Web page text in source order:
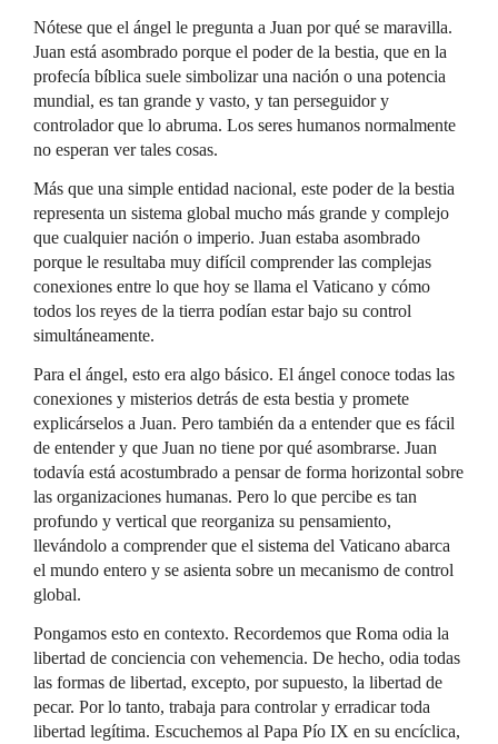
Nótese que el ángel le pregunta a Juan por qué se maravilla.
Juan está asombrado porque el poder de la bestia, que en la
profecía bíblica suele simbolizar una nación o una potencia
mundial, es tan grande y vasto, y tan perseguidor y
controlador que lo abruma. Los seres humanos normalmente
no esperan ver tales cosas.
Más que una simple entidad nacional, este poder de la bestia
representa un sistema global mucho más grande y complejo
que cualquier nación o imperio. Juan estaba asombrado
porque le resultaba muy difícil comprender las complejas
conexiones entre lo que hoy se llama el Vaticano y cómo
todos los reyes de la tierra podían estar bajo su control
simultáneamente.
Para el ángel, esto era algo básico. El ángel conoce todas las
conexiones y misterios detrás de esta bestia y promete
explicárselos a Juan. Pero también da a entender que es fácil
de entender y que Juan no tiene por qué asombrarse. Juan
todavía está acostumbrado a pensar de forma horizontal sobre
las organizaciones humanas. Pero lo que percibe es tan
profundo y vertical que reorganiza su pensamiento,
llevándolo a comprender que el sistema del Vaticano abarca
el mundo entero y se asienta sobre un mecanismo de control
global.
Pongamos esto en contexto. Recordemos que Roma odia la
libertad de conciencia con vehemencia. De hecho, odia todas
las formas de libertad, excepto, por supuesto, la libertad de
pecar. Por lo tanto, trabaja para controlar y erradicar toda
libertad legítima. Escuchemos al Papa Pío IX en su encíclica,